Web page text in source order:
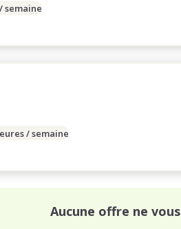
semaine
/ semaine
Aucune offre ne vous